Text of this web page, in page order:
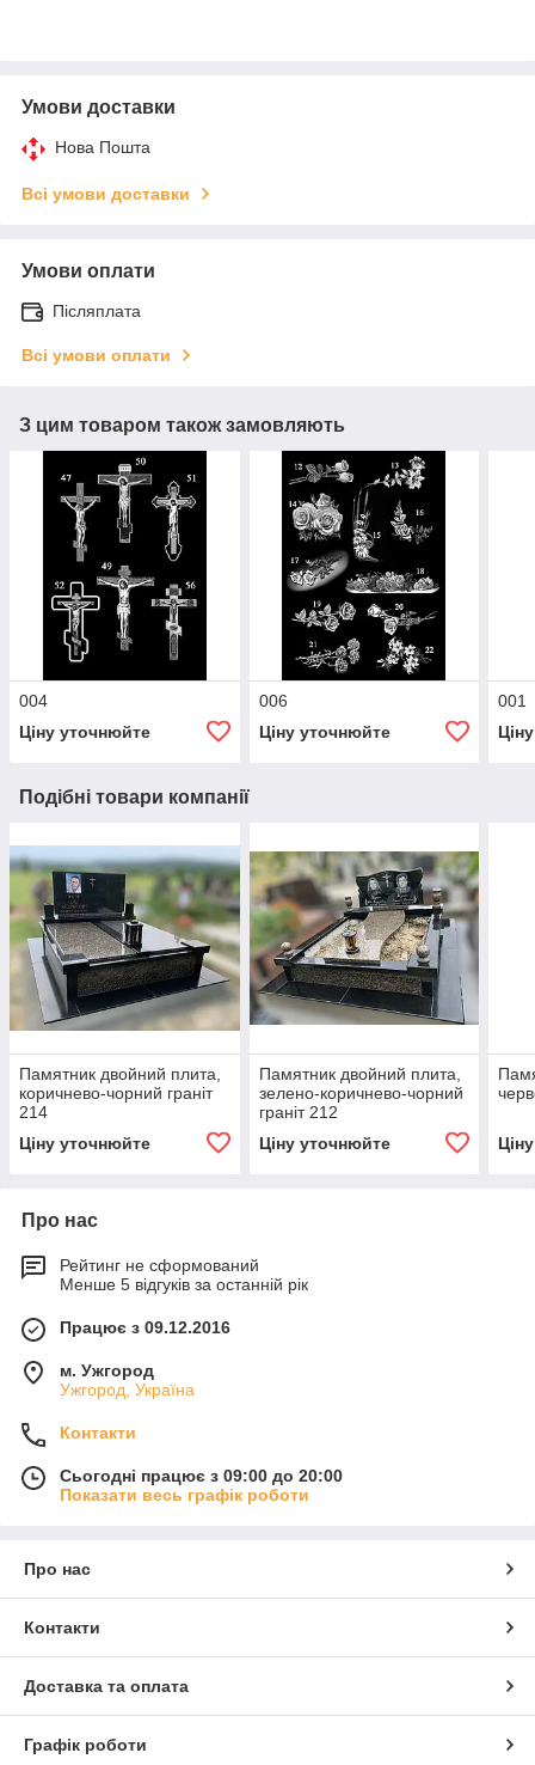
Умови доставки
Нова Пошта
Всі умови доставки
Умови оплати
Післяплата
Всі умови оплати
З цим товаром також замовляють
004
Ціну уточнюйте
006
Ціну уточнюйте
001
Подібні товари компанії
Памятник двойний плита,
коричнево-чорний граніт
214
Ціну уточнюйте
Памятник двойний плита,
зелено-коричнево-чорний
граніт 212
Ціну уточнюйте
Про нас
Рейтинг не сформований
Менше 5 відгуків за останній рік
Працює з 09.12.2016
м. Ужгород
Ужгород, Україна
Контакти
Сьогодні працює з 09:00 до 20:00
Показати весь графік роботи
Про нас
Контакти
Доставка та оплата
Графік роботи